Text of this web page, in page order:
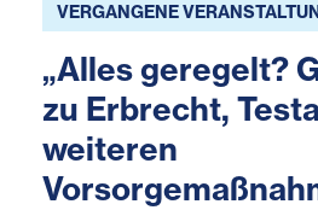
VERGANGENE
„Alles geregelt?
zu Erbrecht,
weiteren